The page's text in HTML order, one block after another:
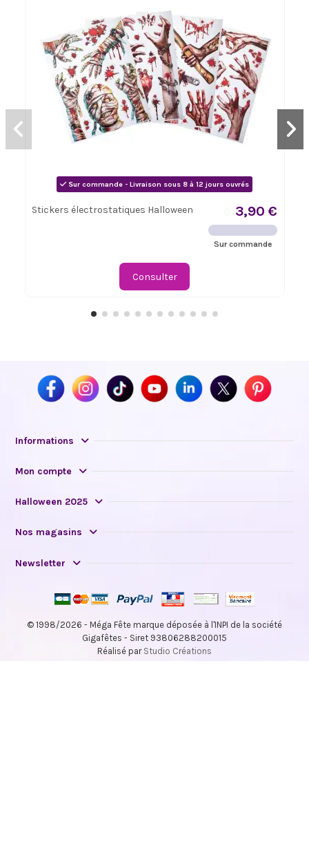
Sur commande - Livraison sous 8 à 12 jours ouvrés
Stickers électrostatiques Halloween 3,90 €
Sur commande
Consulter
Informations
Mon compte
Halloween 2025
Nos magasins
Newsletter
© 1998/2026 - Méga Fête marque déposée à l'INPI de la société
Gigafêtes - Siret 93806288200015
Réalisé par Studio Créations